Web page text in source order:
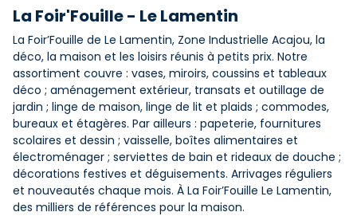
La Foir'Fouille - Le Lamentin
La Foir’Fouille de Le Lamentin, Zone Industrielle Acajou, la
déco, la maison et les loisirs réunis à petits prix. Notre
assortiment couvre : vases, miroirs, coussins et tableaux
déco ; aménagement extérieur, transats et outillage de
jardin ; linge de maison, linge de lit et plaids ; commodes,
bureaux et étagères. Par ailleurs : papeterie, fournitures
scolaires et dessin ; vaisselle, boîtes alimentaires et
électroménager ; serviettes de bain et rideaux de douche ;
décorations festives et déguisements. Arrivages réguliers
et nouveautés chaque mois. À La Foir’Fouille Le Lamentin,
des milliers de références pour la maison.